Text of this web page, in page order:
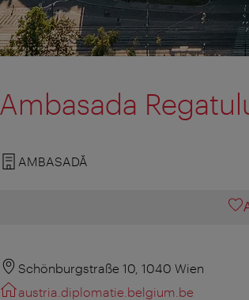
Ambasada
AMBASADĂ
Schönburgstraße 10, 1040 Wien
austria.diplomatie.belgium.be